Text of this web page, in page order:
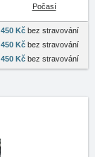
Počasí
450 Kč bez stravování
450 Kč bez stravování
450 Kč bez stravování